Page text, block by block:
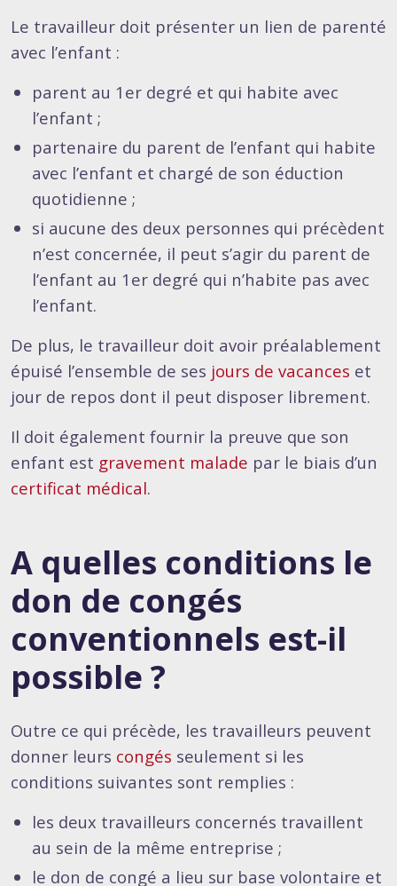
Le travailleur doit présenter un lien de parenté
avec l’enfant :
parent au 1er degré et qui habite avec
l’enfant ;
partenaire du parent de l’enfant qui habite
avec l’enfant et chargé de son éduction
quotidienne ;
si aucune des deux personnes qui précèdent
n’est concernée, il peut s’agir du parent de
l’enfant au 1er degré qui n’habite pas avec
l’enfant.
De plus, le travailleur doit avoir préalablement
épuisé l’ensemble de ses jours de vacances et
jour de repos dont il peut disposer librement.
Il doit également fournir la preuve que son
enfant est gravement malade par le biais d’un
certificat médical.
A quelles conditions le
don de congés
conventionnels est-il
possible ?
Outre ce qui précède, les travailleurs peuvent
donner leurs congés seulement si les
conditions suivantes sont remplies :
les deux travailleurs concernés travaillent
au sein de la même entreprise ;
le don de congé a lieu sur base volontaire et